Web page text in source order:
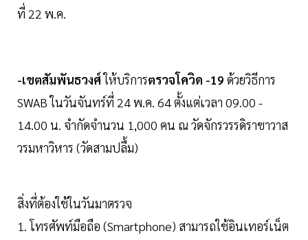
ที่ 22 พ.ค.
-เขตสัมพันธวงศ์ให้บริการตรวจโควิด -19 ด้วยวิธีการ
SWAB ในวันจันทร์ที่ 24 พ.ค. 64 ตั้งแต่เวลา 09.00 -
14.00 น. จำกัดจำนวน 1,000 คน ณ วัดจักรวรรดิราชาวาส
วรมหาวิหาร (วัดสามปลื้ม)
สิ่งที่ต้องใช้ในวันมาตรวจ
1. โทรศัพท์มือถือ (Smartphone) สามารถใช้อินเทอร์เน็ต